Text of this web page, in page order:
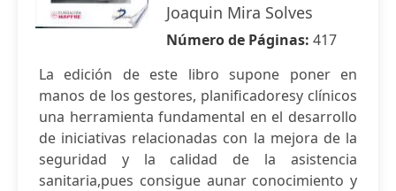
Joaquin Mira Solves
Número de Páginas: 417
La edición de este libro supone poner en
manos de los gestores, planificadoresy clínicos
una herramienta fundamental en el desarrollo
de iniciativas relacionadas con la mejora de la
seguridad y la calidad de la asistencia
sanitaria,pues consigue aunar conocimiento y